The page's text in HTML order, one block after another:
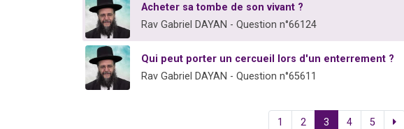
Acheter sa tombe de son vivant ?
Rav Gabriel DAYAN - Question n°66124
Qui peut porter un cercueil lors d'un enterrement ?
Rav Gabriel DAYAN - Question n°65611
1 2 3 4 5